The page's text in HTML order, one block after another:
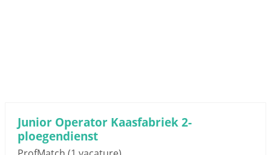
Junior Operator Kaasfabriek 2-
ploegendienst